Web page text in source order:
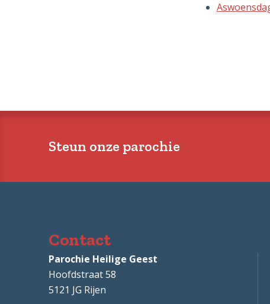
Steun onze parochie
Contact
Parochie Heilige Geest
Hoofdstraat 58
5121 JG Rijen